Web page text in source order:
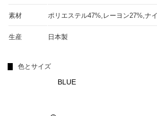
素材 ポリエステル47%,レーヨン27%,ナ
生産 日本製
色とサイズ
BLUE